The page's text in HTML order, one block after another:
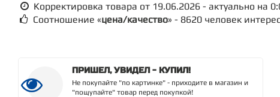
Корректировка товара от 19.06.2026 - актуально на
Соотношение «цена/качество» - 8620 человек
ПРИШЕЛ, УВИДЕЛ - КУПИЛ!
Не покупайте "по картинке" - приходите в магазин и
"пощупайте" товар перед покупкой!